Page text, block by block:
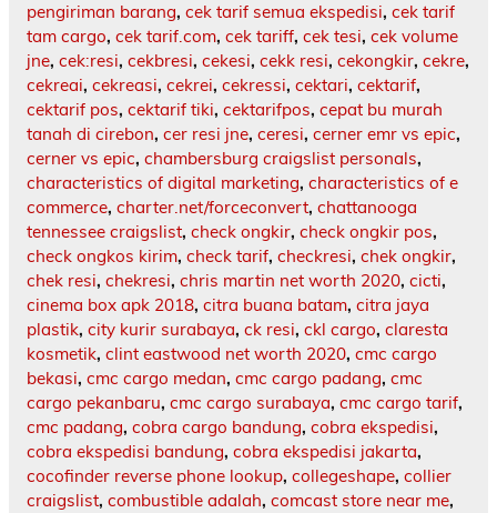
pengiriman barang, cek tarif semua ekspedisi, cek tarif
tam cargo, cek tarif.com, cek tariff, cek tesi, cek volume
jne, cek:resi, cekbresi, cekesi, cekk resi, cekongkir, cekre,
cekreai, cekreasi, cekrei, cekressi, cektari, cektarif,
cektarif pos, cektarif tiki, cektarifpos, cepat bu murah
tanah di cirebon, cer resi jne, ceresi, cerner emr vs epic,
cerner vs epic, chambersburg craigslist personals,
characteristics of digital marketing, characteristics of e
commerce, charter.net/forceconvert, chattanooga
tennessee craigslist, check ongkir, check ongkir pos,
check ongkos kirim, check tarif, checkresi, chek ongkir,
chek resi, chekresi, chris martin net worth 2020, cicti,
cinema box apk 2018, citra buana batam, citra jaya
plastik, city kurir surabaya, ck resi, ckl cargo, claresta
kosmetik, clint eastwood net worth 2020, cmc cargo
bekasi, cmc cargo medan, cmc cargo padang, cmc
cargo pekanbaru, cmc cargo surabaya, cmc cargo tarif,
cmc padang, cobra cargo bandung, cobra ekspedisi,
cobra ekspedisi bandung, cobra ekspedisi jakarta,
cocofinder reverse phone lookup, collegeshape, collier
craigslist, combustible adalah, comcast store near me,